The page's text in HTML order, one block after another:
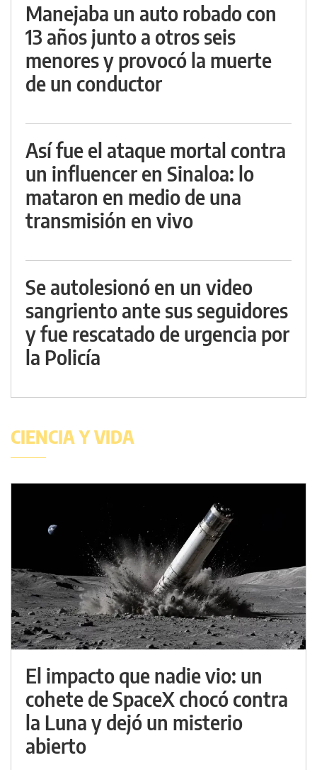
Manejaba un auto robado con
13 años junto a otros seis
menores y provocó la muerte
de un conductor
Así fue el ataque mortal contra
un influencer en Sinaloa: lo
mataron en medio de una
transmisión en vivo
Se autolesionó en un video
sangriento ante sus seguidores
y fue rescatado de urgencia por
la Policía
CIENCIA Y VIDA
El impacto que nadie vio: un
cohete de SpaceX chocó contra
la Luna y dejó un misterio
abierto